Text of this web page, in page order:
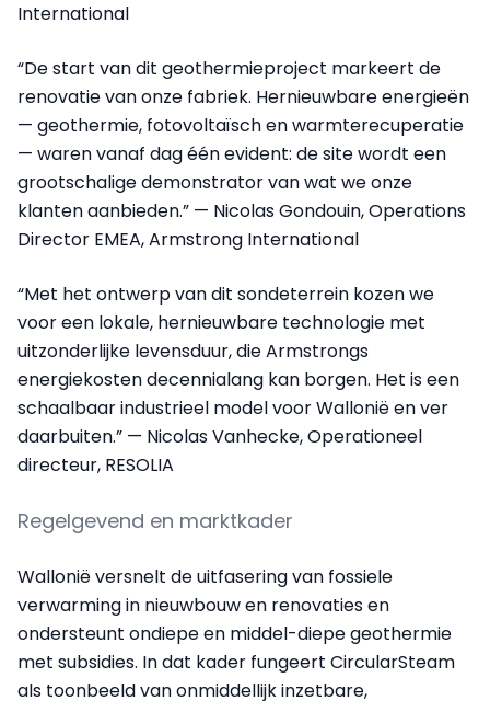
International
“De start van dit geothermieproject markeert de
renovatie van onze fabriek. Hernieuwbare energieën
— geothermie, fotovoltaïsch en warmterecuperatie
— waren vanaf dag één evident: de site wordt een
grootschalige demonstrator van wat we onze
klanten aanbieden.” — Nicolas Gondouin, Operations
Director EMEA, Armstrong International
“Met het ontwerp van dit sondeterrein kozen we
voor een lokale, hernieuwbare technologie met
uitzonderlijke levensduur, die Armstrongs
energiekosten decennialang kan borgen. Het is een
schaalbaar industrieel model voor Wallonië en ver
daarbuiten.” — Nicolas Vanhecke, Operationeel
directeur, RESOLIA
Regelgevend en marktkader
Wallonië versnelt de uitfasering van fossiele
verwarming in nieuwbouw en renovaties en
ondersteunt ondiepe en middel-diepe geothermie
met subsidies. In dat kader fungeert CircularSteam
als toonbeeld van onmiddellijk inzetbare,